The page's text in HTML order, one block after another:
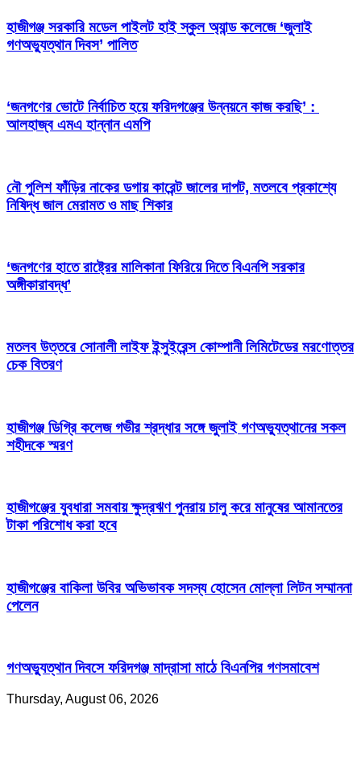
হাজীগঞ্জ সরকারি মডেল পাইলট হাই স্কুল অ্যান্ড কলেজে ‘জুলাই
গণঅভ্যুত্থান দিবস’ পালিত
‘জনগণের ভোটে নির্বাচিত হয়ে ফরিদগঞ্জের উন্নয়নে কাজ করছি’ :
আলহাজ্ব এমএ হান্নান এমপি
নৌ পুলিশ ফাঁড়ির নাকের ডগায় কারেন্ট জালের দাপট, মতলবে প্রকাশ্যে
নিষিদ্ধ জাল মেরামত ও মাছ শিকার
‘জনগণের হাতে রাষ্ট্রের মালিকানা ফিরিয়ে দিতে বিএনপি সরকার
অঙ্গীকারাবদ্ধ’
মতলব উত্তরে সোনালী লাইফ ইন্সুইরেন্স কোম্পানী লিমিটেডের মরণোত্তর
চেক বিতরণ
হাজীগঞ্জ ডিগ্রি কলেজ গভীর শ্রদ্ধার সঙ্গে জুলাই গণঅভ্যুত্থানের সকল
শহীদকে স্মরণ
হাজীগঞ্জের যুবধারা সমবায় ক্ষুদ্রঋণ পুনরায় চালু করে মানুষের আমানতের
টাকা পরিশোধ করা হবে
হাজীগঞ্জের বাকিলা উবির অভিভাবক সদস্য হোসেন মোল্লা লিটন সম্মাননা
পেলেন
গণঅভ্যুত্থান দিবসে ফরিদগঞ্জ মাদ্রাসা মাঠে বিএনপির গণসমাবেশ
Thursday, August 06, 2026